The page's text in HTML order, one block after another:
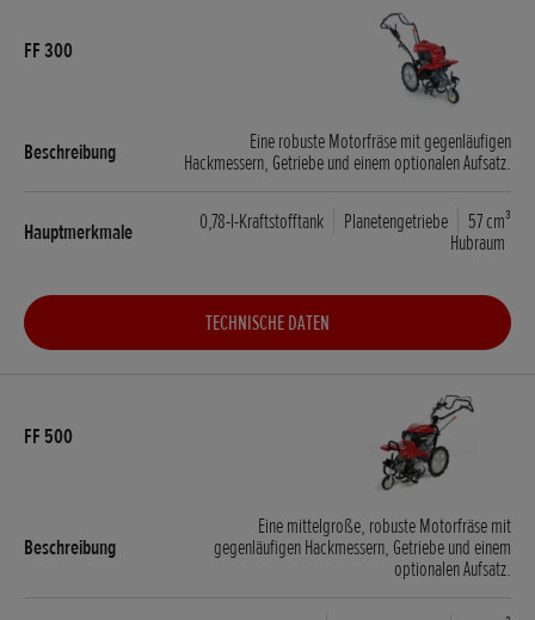
Eine robuste Motorfräse mit gegenläufigen
Hackmessern, Getriebe und einem optionalen Aufsatz.
0,78-l-Kraftstofftank Planetengetriebe
57 cm³
Hubraum
TECHNISCHE DATEN
Eine mittelgroße, robuste Motorfräse mit
gegenläufigen Hackmessern, Getriebe und einem
optionalen Aufsatz.